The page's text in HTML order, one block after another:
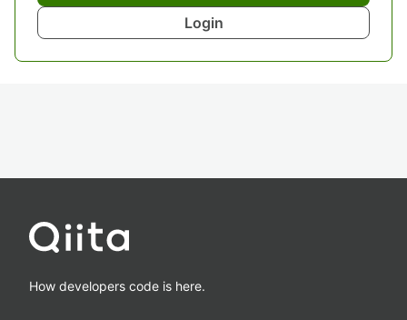
Login
How developers code is here.